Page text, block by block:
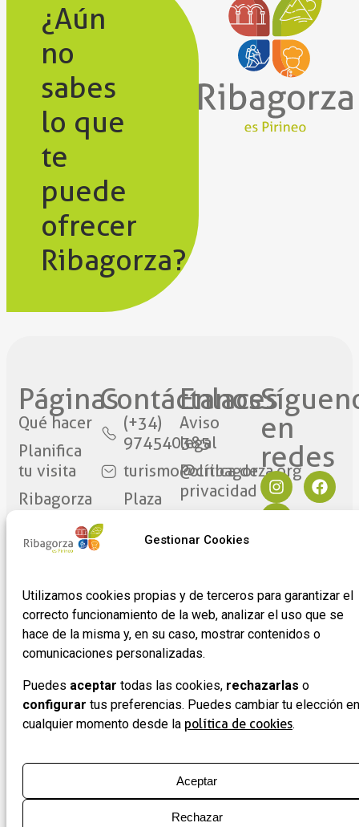
Gestionar Cookies
Utilizamos cookies propias y de terceros para garantizar el
correcto funcionamiento de la web, analizar el uso que se
hace de la misma y, en su caso, mostrar contenidos o
comunicaciones personalizadas.
Puedes aceptar todas las cookies, rechazarlas o
configurar tus preferencias. Puedes cambiar tu elección en
cualquier momento desde la política de cookies.
Aceptar
Rechazar
¿Aún
no
sabes
lo que
te
puede
ofrecer
Ribagorza?
Páginas
Qué hacer
Planifica
tu visita
Ribagorza
Noticias
Contáctanos​
(+34)
974540385
turismo@cribagorza.org
Plaza
(Huesca)
Enlaces
Aviso
legal
Política de
privacidad
Cookies
de
adhesión
de
empresas
en
redes​